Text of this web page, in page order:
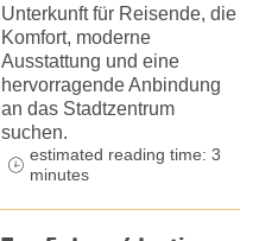
Unterkunft für Reisende, die
Komfort, moderne
Ausstattung und eine
hervorragende Anbindung
an das Stadtzentrum
suchen.
estimated reading time: 3
minutes